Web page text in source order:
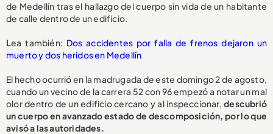
de Medellín tras el hallazgo del cuerpo sin vida de un habitante
de calle dentro de un edificio.
Lea también: Dos accidentes por falla de frenos dejaron un
muerto y dos heridos en Medellín
El hecho ocurrió en la madrugada de este domingo 2 de agosto,
cuando un vecino de la carrera 52 con 96 empezó a notar un mal
olor dentro de un edificio cercano y al inspeccionar,descubrió
un cuerpo en avanzado estado de descomposición, por lo que
avisó a las autoridades.